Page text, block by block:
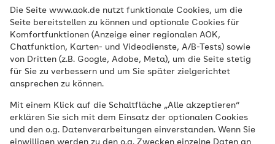
Die Seite www.aok.de nutzt funktionale Cookies, um die
Seite bereitstellen zu können und optionale Cookies für
Komfortfunktionen (Anzeige einer regionalen AOK,
Chatfunktion, Karten- und Videodienste, A/B-Tests) sowie
von Dritten (z.B. Google, Adobe, Meta), um die Seite stetig
für Sie zu verbessern und um Sie später zielgerichtet
ansprechen zu können.
Mit einem Klick auf die Schaltfläche „Alle akzeptieren“
erklären Sie sich mit dem Einsatz der optionalen Cookies
und den o.g. Datenverarbeitungen einverstanden. Wenn Sie
einwilligen werden zu den o.g. Zwecken einzelne Daten an
Entscheidungen der
AOK Baden-
Württemberg und
der Pflegekasse bei
der AOK Baden-